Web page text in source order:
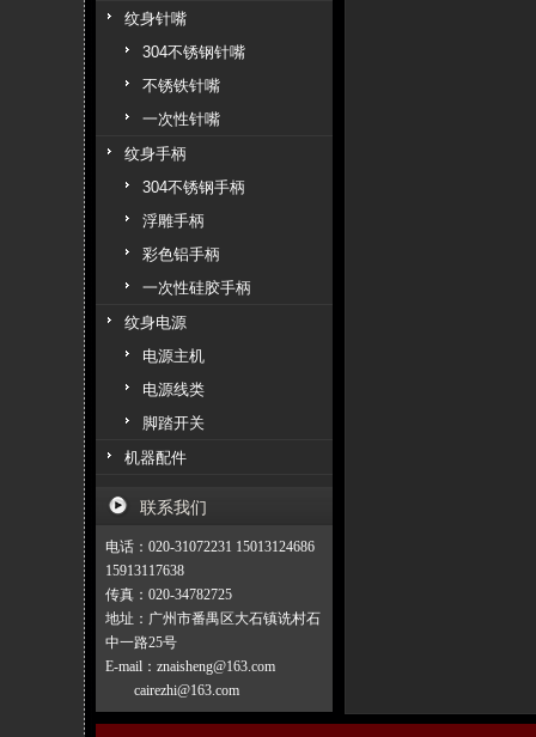
纹身针嘴
304不锈钢针嘴
不锈铁针嘴
一次性针嘴
纹身手柄
304不锈钢手柄
浮雕手柄
彩色铝手柄
一次性硅胶手柄
纹身电源
电源主机
电源线类
脚踏开关
机器配件
联系我们
电话：020-31072231 15013124686
15913117638
传真：020-34782725
地址：广州市番禺区大石镇诜村石
中一路25号
E-mail：znaisheng@163.com
cairezhi@163.com